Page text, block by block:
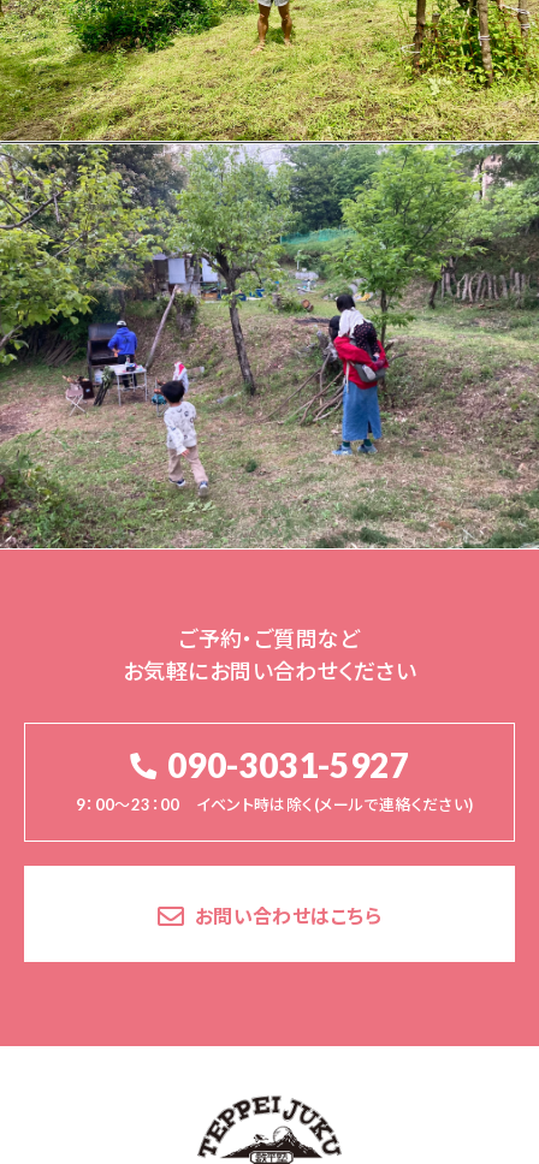
ご予約・ご質問など
お気軽にお問い合わせください
090-3031-5927
9：00～23：00 イベント時は除く(メールで連絡ください)
お問い合わせはこちら